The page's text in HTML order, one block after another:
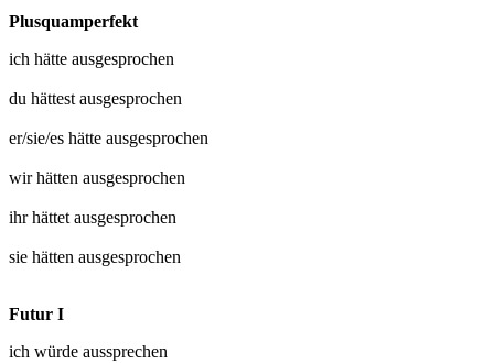
Plusquamperfekt
ich hätte ausgesprochen
du hättestausgesprochen
er/sie/es hätte ausgesprochen
wir hätten ausgesprochen
ihr hättetausgesprochen
sie hätten ausgesprochen
Futur I
ich würde aussprechen